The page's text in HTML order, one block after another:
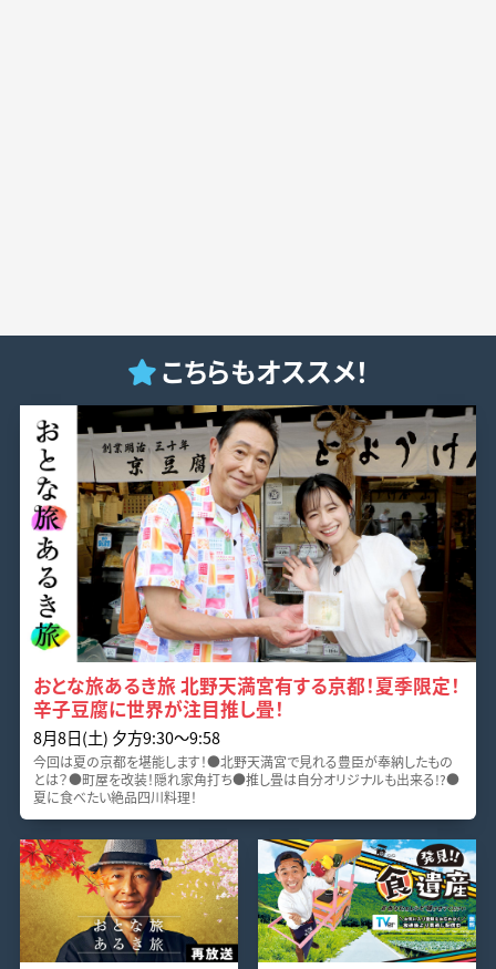
こちらもオススメ！
おとな旅あるき旅 北野天満宮有する京都！夏季限定！
辛子豆腐に世界が注目推し畳！
8月8日(土) 夕方9:30〜9:58
今回は夏の京都を堪能します！●北野天満宮で見れる豊臣が奉納したもの
とは？●町屋を改装！隠れ家角打ち●推し畳は自分オリジナルも出来る!?●
夏に食べたい絶品四川料理！